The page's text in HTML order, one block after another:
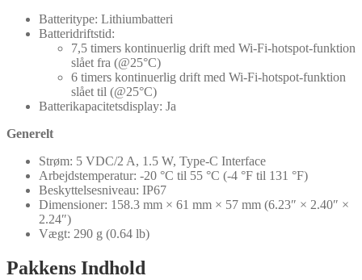
Batteritype: Lithiumbatteri
Batteridriftstid:
7,5 timers kontinuerlig drift med Wi-Fi-hotspot-funktion
slået fra (@25°C)
6 timers kontinuerlig drift med Wi-Fi-hotspot-funktion
slået til (@25°C)
Batterikapacitetsdisplay: Ja
Generelt
Strøm: 5 VDC/2 A, 1.5 W, Type-C Interface
Arbejdstemperatur: -20 °C til 55 °C (-4 °F til 131 °F)
Beskyttelsesniveau: IP67
Dimensioner: 158.3 mm × 61 mm × 57 mm (6.23″ × 2.40″ ×
2.24″)
Vægt: 290 g (0.64 lb)
Pakkens Indhold